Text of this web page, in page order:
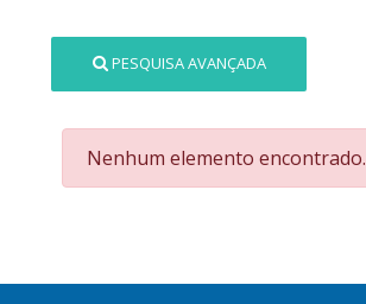
PESQUISA AVANÇADA
Nenhum elemento encontrado.